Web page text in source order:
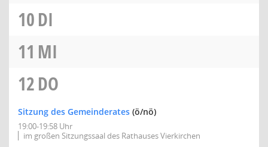
10DI
11 MI
12DO
Sitzung des Gemeinderates (ö/nö)
19:00-19:58 Uhr
im großen Sitzungssaal des Rathauses Vierkirchen